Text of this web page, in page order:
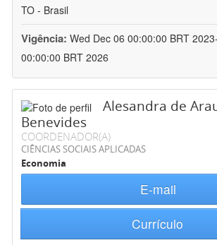
TO - Brasil
Vigência: Wed Dec 06 00:00:00 BRT
00:00:00 BRT 2026
Alesandra de
Benevides
COORDENADOR(A)
CIÊNCIAS SOCIAIS APLICADAS
Economia
E-mail
Currículo